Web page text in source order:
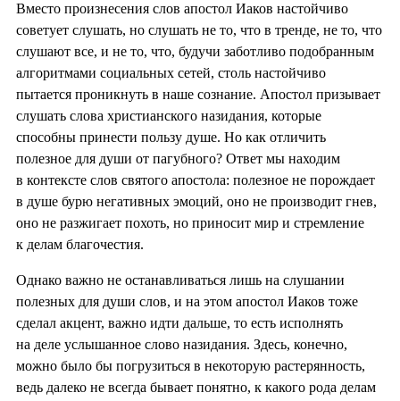
Вместо произнесения слов апостол Иаков настойчиво
советует слушать, но слушать не то, что в тренде, не то, что
слушают все, и не то, что, будучи заботливо подобранным
алгоритмами социальных сетей, столь настойчиво
пытается проникнуть в наше сознание. Апостол призывает
слушать слова христианского назидания, которые
способны принести пользу душе. Но как отличить
полезное для души от пагубного? Ответ мы находим
в контексте слов святого апостола: полезное не порождает
в душе бурю негативных эмоций, оно не производит гнев,
оно не разжигает похоть, но приносит мир и стремление
к делам благочестия.
Однако важно не останавливаться лишь на слушании
полезных для души слов, и на этом апостол Иаков тоже
сделал акцент, важно идти дальше, то есть исполнять
на деле услышанное слово назидания. Здесь, конечно,
можно было бы погрузиться в некоторую растерянность,
ведь далеко не всегда бывает понятно, к какого рода делам